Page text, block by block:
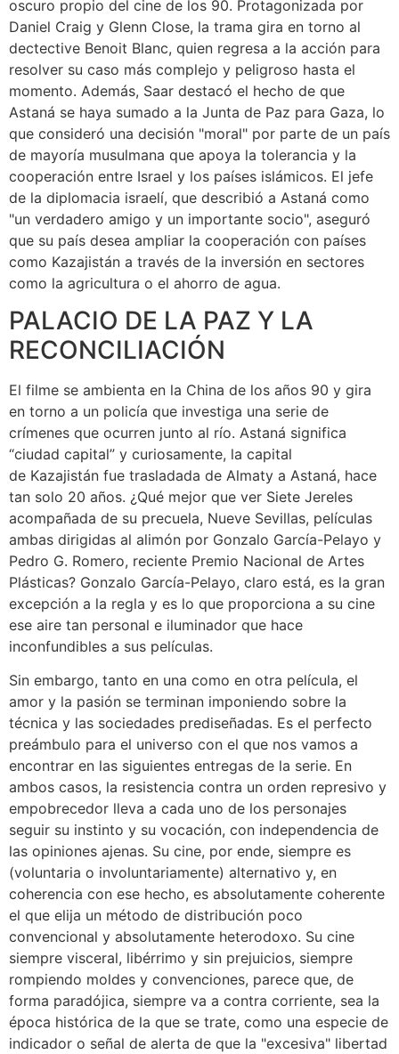
oscuro propio del cine de los 90. Protagonizada por
Daniel Craig y Glenn Close, la trama gira en torno al
dectective Benoit Blanc, quien regresa a la acción para
resolver su caso más complejo y peligroso hasta el
momento. Además, Saar destacó el hecho de que
Astaná se haya sumado a la Junta de Paz para Gaza, lo
que consideró una decisión "moral" por parte de un país
de mayoría musulmana que apoya la tolerancia y la
cooperación entre Israel y los países islámicos. El jefe
de la diplomacia israelí, que describió a Astaná como
"un verdadero amigo y un importante socio", aseguró
que su país desea ampliar la cooperación con países
como Kazajistán a través de la inversión en sectores
como la agricultura o el ahorro de agua.
PALACIO DE LA PAZ Y LA
RECONCILIACIÓN
El filme se ambienta en la China de los años 90 y gira
en torno a un policía que investiga una serie de
crímenes que ocurren junto al río. Astaná significa
“ciudad capital” y curiosamente, la capital
de Kazajistán fue trasladada de Almaty a Astaná, hace
tan solo 20 años. ¿Qué mejor que ver Siete Jereles
acompañada de su precuela, Nueve Sevillas, películas
ambas dirigidas al alimón por Gonzalo García-Pelayo y
Pedro G. Romero, reciente Premio Nacional de Artes
Plásticas? Gonzalo García-Pelayo, claro está, es la gran
excepción a la regla y es lo que proporciona a su cine
ese aire tan personal e iluminador que hace
inconfundibles a sus películas.
Sin embargo, tanto en una como en otra película, el
amor y la pasión se terminan imponiendo sobre la
técnica y las sociedades prediseñadas. Es el perfecto
preámbulo para el universo con el que nos vamos a
encontrar en las siguientes entregas de la serie. En
ambos casos, la resistencia contra un orden represivo y
empobrecedor lleva a cada uno de los personajes
seguir su instinto y su vocación, con independencia de
las opiniones ajenas. Su cine, por ende, siempre es
(voluntaria o involuntariamente) alternativo y, en
coherencia con ese hecho, es absolutamente coherente
el que elija un método de distribución poco
convencional y absolutamente heterodoxo. Su cine
siempre visceral, libérrimo y sin prejuicios, siempre
rompiendo moldes y convenciones, parece que, de
forma paradójica, siempre va a contra corriente, sea la
época histórica de la que se trate, como una especie de
indicador o señal de alerta de que la "excesiva" libertad